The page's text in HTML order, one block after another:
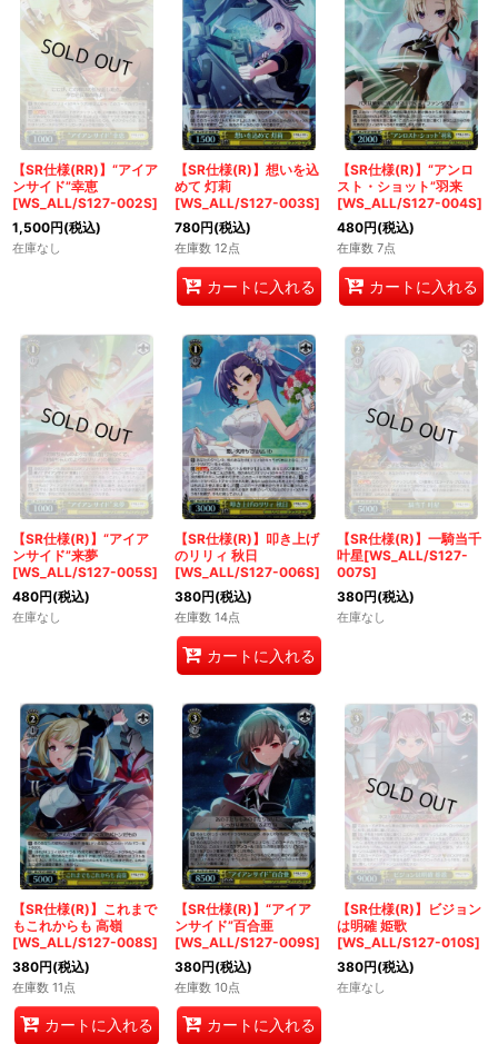
【SR仕様(RR)】“アイア
ンサイド”幸恵
[WS_ALL/S127-002S]
1,500円(税込)
在庫なし
【SR仕様(R)】想いを込
めて 灯莉
[WS_ALL/S127-003S]
780円(税込)
在庫数 12点
カートに入れる
【SR仕様(R)】“アンロ
スト・ショット”羽来
[WS_ALL/S127-004S]
480円(税込)
在庫数 7点
カートに入れる
【SR仕様(R)】“アイア
ンサイド”来夢
[WS_ALL/S127-005S]
480円(税込)
在庫なし
【SR仕様(R)】叩き上げ
のリリィ 秋日
[WS_ALL/S127-006S]
380円(税込)
在庫数 14点
カートに入れる
【SR仕様(R)】一騎当千
叶星[WS_ALL/S127-
007S]
380円(税込)
在庫なし
【SR仕様(R)】これまで
もこれからも 高嶺
[WS_ALL/S127-008S]
380円(税込)
在庫数 11点
カートに入れる
【SR仕様(R)】“アイア
ンサイド”百合亜
[WS_ALL/S127-009S]
380円(税込)
在庫数 10点
カートに入れる
【SR仕様(R)】ビジョン
は明確 姫歌
[WS_ALL/S127-010S]
380円(税込)
在庫なし